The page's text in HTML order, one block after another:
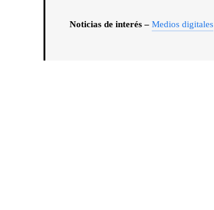
Noticias de interés – Medios digitales